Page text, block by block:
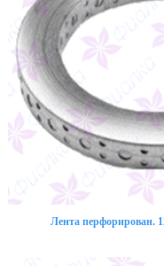
Лента перфорирован.